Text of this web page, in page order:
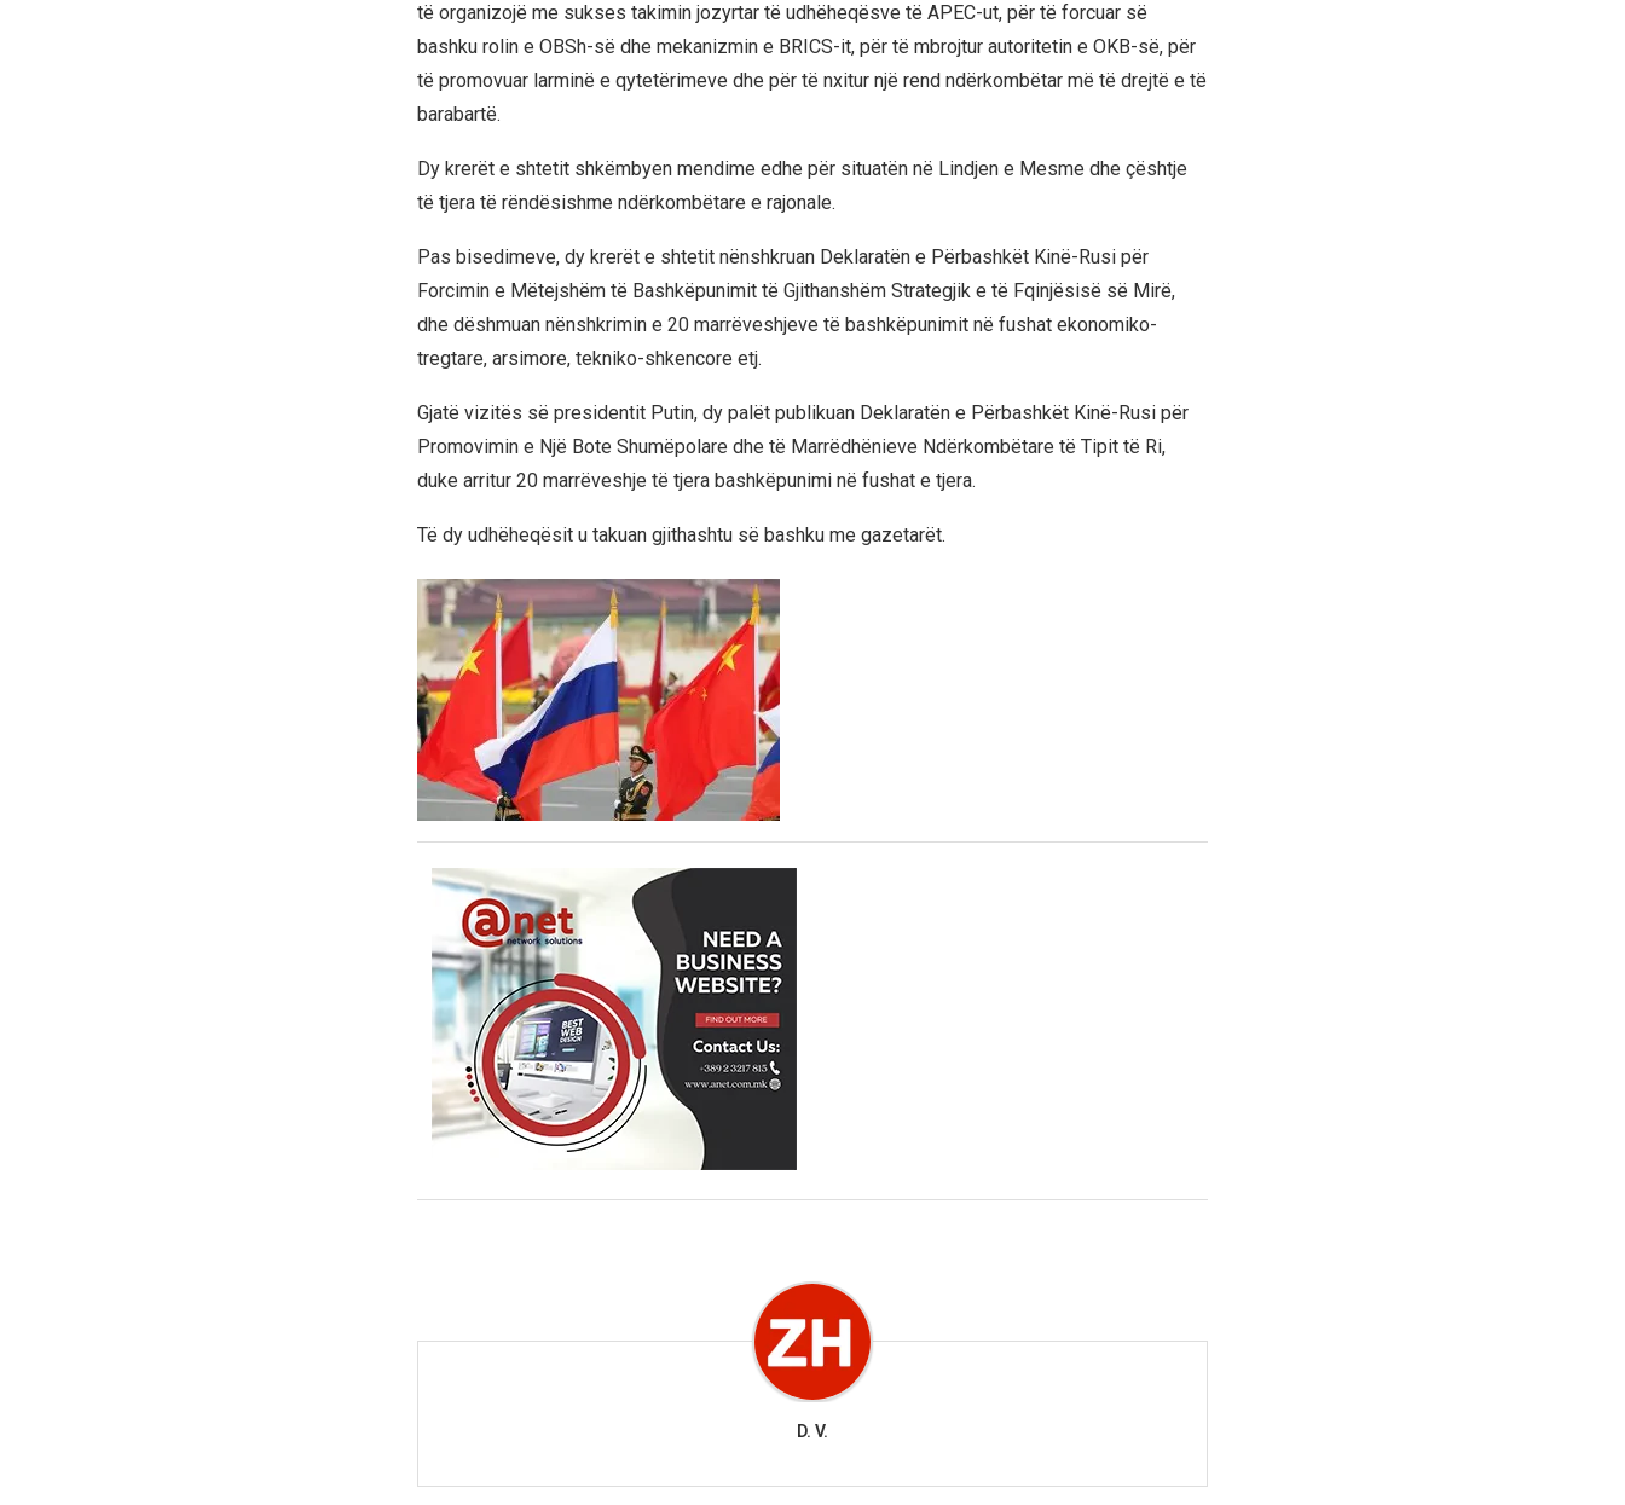
të organizojë me sukses takimin jozyrtar të udhëheqësve të APEC-ut, për të forcuar së
bashku rolin e OBSh-së dhe mekanizmin e BRICS-it, për të mbrojtur autoritetin e OKB-së, për
të promovuar larminë e qytetërimeve dhe për të nxitur një rend ndërkombëtar më të drejtë e të
barabartë.
Dy krerët e shtetit shkëmbyen mendime edhe për situatën në Lindjen e Mesme dhe çështje
të tjera të rëndësishme ndërkombëtare e rajonale.
Pas bisedimeve, dy krerët e shtetit nënshkruan Deklaratën e Përbashkët Kinë-Rusi për
Forcimin e Mëtejshëm të Bashkëpunimit të Gjithanshëm Strategjik e të Fqinjësisë së Mirë,
dhe dëshmuan nënshkrimin e 20 marrëveshjeve të bashkëpunimit në fushat ekonomiko-
tregtare, arsimore, tekniko-shkencore etj.
Gjatë vizitës së presidentit Putin, dy palët publikuan Deklaratën e Përbashkët Kinë-Rusi për
Promovimin e Një Bote Shumëpolare dhe të Marrëdhënieve Ndërkombëtare të Tipit të Ri,
duke arritur 20 marrëveshje të tjera bashkëpunimi në fushat e tjera.
Të dy udhëheqësit u takuan gjithashtu së bashku me gazetarët.
D. V.